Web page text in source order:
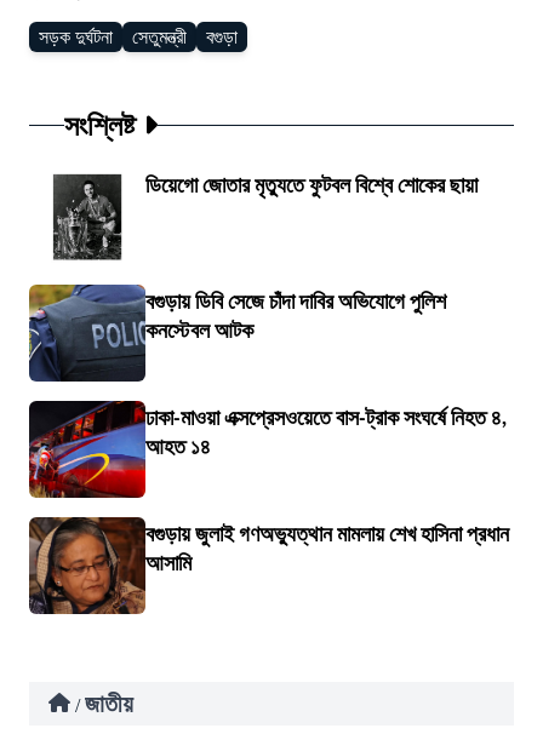
সড়ক দুর্ঘটনা সেতুমন্ত্রী বগুড়া
সংশ্লিষ্ট
ডিয়েগো জোতার মৃত্যুতে ফুটবল বিশ্বে শোকের ছায়া
বগুড়ায় ডিবি সেজে চাঁদা দাবির অভিযোগে পুলিশ
কনস্টেবল আটক
ঢাকা-মাওয়া এক্সপ্রেসওয়েতে বাস-ট্রাক সংঘর্ষে নিহত ৪,
আহত ১৪
বগুড়ায় জুলাই গণঅভ্যুত্থান মামলায় শেখ হাসিনা প্রধান
আসামি
/ জাতীয়